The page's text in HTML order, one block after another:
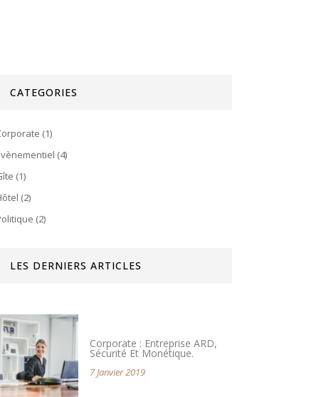
CATEGORIES
(1)
(4)
(1)
(2)
(2)
LES DERNIERS ARTICLES
Corporate : Entreprise ARD,
Sécurité Et Monétique.
7 Janvier 2019